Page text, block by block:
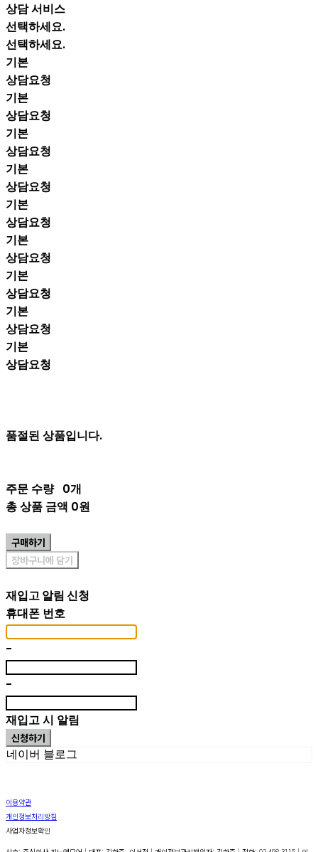
상담 서비스
선택하세요.
선택하세요.
기본
상담요청
기본
상담요청
기본
상담요청
기본
상담요청
기본
상담요청
기본
상담요청
기본
상담요청
기본
상담요청
기본
상담요청
품절된 상품입니다.
주문 수량 0개
총 상품 금액 0원
구매하기
장바구니에 담기
재입고 알림 신청
휴대폰 번호
-
-
재입고 시 알림
신청하기
네이버 블로그
이용약관
개인정보처리방침
사업자정보확인